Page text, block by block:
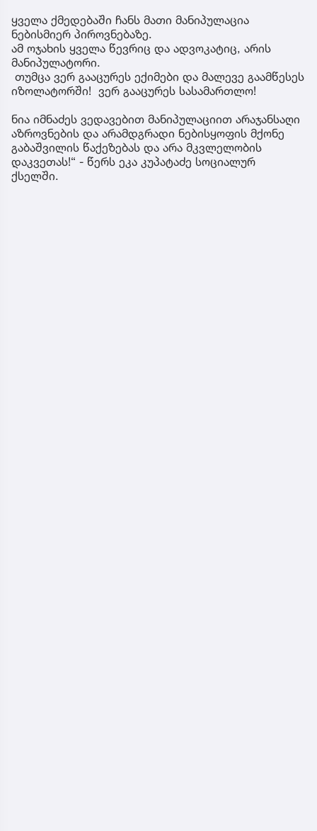
ყველა ქმედებაში ჩანს მათი მანიპულაცია
ნებისმიერ პიროვნებაზე.
ამ ოჯახის ყველა წევრიც და ადვოკატიც, არის
მანიპულატორი.
თუმცა ვერ გააცურეს ექიმები და მალევე გაამწესეს
იზოლატორში! ვერ გააცურეს სასამართლო!
ნია იმნაძეს ვედავებით მანიპულაციით არაჯანსაღი
აზროვნების და არამდგრადი ნებისყოფის მქონე
გაბაშვილის წაქეზებას და არა მკვლელობის
დაკვეთას!“ - წერს ეკა კუპატაძე სოციალურ
ქსელში.